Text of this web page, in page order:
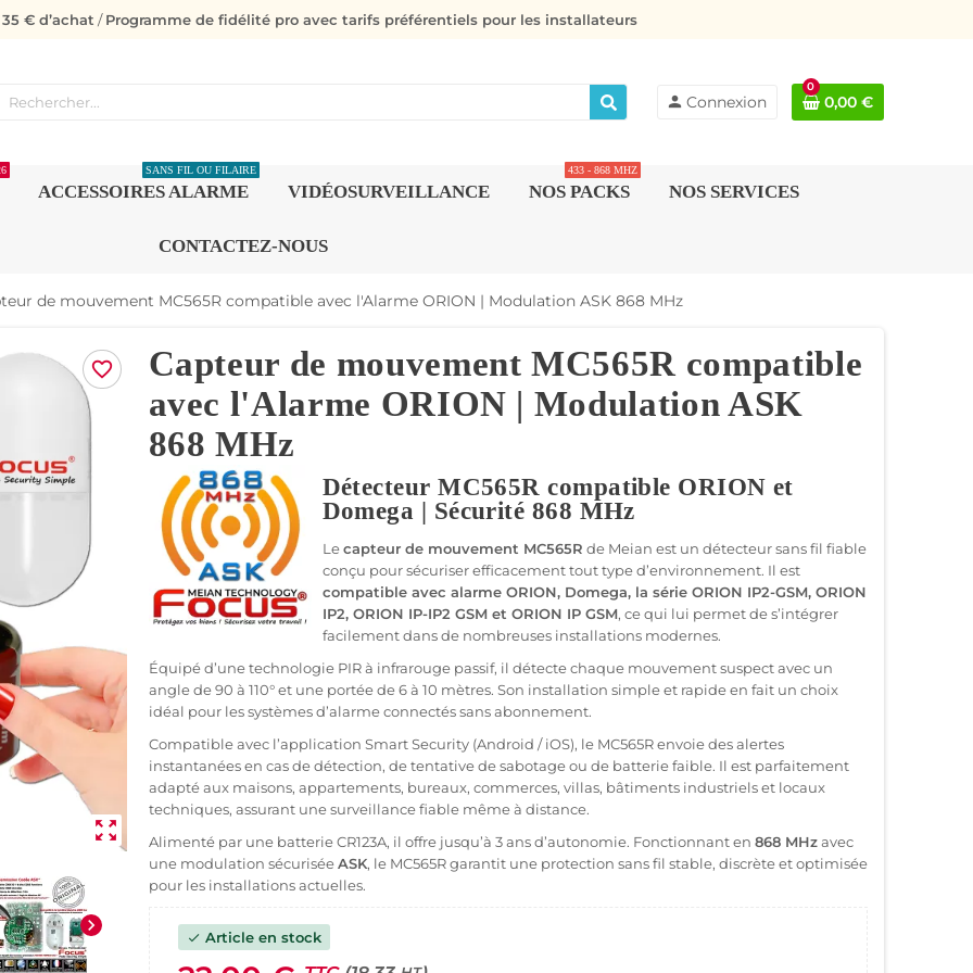
€ d’achat /Programme de fidélité pro avec tarifs préférentiels pour les installateurs
person Connexion
0
0,00 €
ACCESSOIRES ALARME
SANS FIL OU FILAIRE
VIDÉOSURVEILLANCE NOS PACKS
433 - 868 MHZ
NOS SERVICES
CONTACTEZ-NOUS
de mouvement MC565R compatible avec l'Alarme ORION | Modulation ASK 868 MHz
favorite_border
zoom_out_map
chevron_right
Capteur de mouvement MC565R compatible
avec l'Alarme ORION | Modulation ASK
868 MHz
Détecteur MC565R compatible ORION et
Domega | Sécurité 868 MHz
Lecapteur de mouvement MC565R de Meian est un détecteur sans fil fiable
conçu pour sécuriser efficacement tout type d’environnement. Il est
compatible avec alarme ORION, Domega, la série ORION IP2-GSM, ORION
IP2, ORION IP-IP2 GSM et ORION IP GSM, ce qui lui permet de s’intégrer
facilement dans de nombreuses installations modernes.
Équipé d’une technologie PIR à infrarouge passif, il détecte chaque mouvement suspect avec un
angle de 90 à 110° et une portée de 6 à 10 mètres. Son installation simple et rapide en fait un choix
idéal pour les systèmes d’alarme connectés sans abonnement.
Compatible avec l’application Smart Security (Android / iOS), le MC565R envoie des alertes
instantanées en cas de détection, de tentative de sabotage ou de batterie faible. Il est parfaitement
adapté aux maisons, appartements, bureaux, commerces, villas, bâtiments industriels et locaux
techniques, assurant une surveillance fiable même à distance.
Alimenté par une batterie CR123A, il offre jusqu’à 3 ans d’autonomie. Fonctionnant en 868 MHzavec
une modulation sécuriséeASK, le MC565R garantit une protection sans fil stable, discrète et optimisée
pour les installations actuelles.
check Article en stock